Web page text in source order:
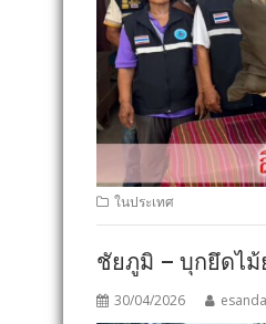
ในประเทศ
ชัยภูมิ – บุกยึดไม้
30/04/2026